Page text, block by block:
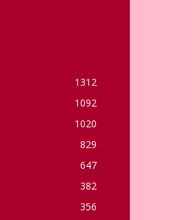
1312
1092
1020
829
647
382
356